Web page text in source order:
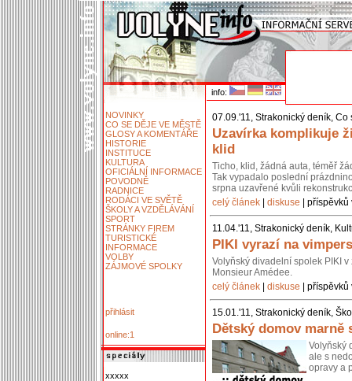
info:
NOVINKY
CO SE DĚJE VE MĚSTĚ
GLOSY A KOMENTÁŘE
HISTORIE
INSTITUCE
KULTURA
OFICIÁLNÍ INFORMACE
POVODNĚ
RADNICE
RODÁCI VE SVĚTĚ
ŠKOLY A VZDĚLÁVÁNÍ
SPORT
STRÁNKY FIREM
TURISTICKÉ
INFORMACE
VOLBY
ZÁJMOVÉ SPOLKY
přihlásit
online:1
xxxxx
07.09.'11, Strakonický deník, Co
Uzavírka komplikuje
klid
Ticho, klid, žádná auta, téměř
Tak vypadalo poslední
srpna uzavřené kvůli
celý článek
diskuse |
11.04.'11, Strakonický deník,
PIKI vyrazí na
Volyňský divadelní spolek PIKI
Monsieur Amédee.
celý článek
diskuse |
15.01.'11, Strakonický deník,
Dětský domov marně
Volyňský
ale s
opravy a